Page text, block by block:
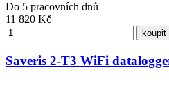
Do 5 pracovních dnů
11 820 Kč
koupit
Saveris 2-T3 WiFi